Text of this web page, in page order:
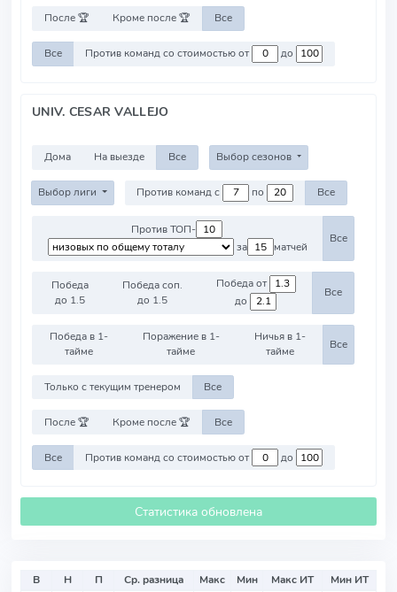
После 🏆 Кроме после 🏆 Все
Все Против команд со стоимостью от до
UNIV. CESAR VALLEJO
Дома На выезде Все Выбор сезонов
Выбор лиги Против команд с по Все
Против ТОП-
за
матчей
Все
Победа
до 1.5
Победа соп.
до 1.5
Победа от
до
Все
Победа в 1-
тайме
Поражение в 1-
тайме
Ничья в 1-
тайме
Все
Только с текущим тренером Все
После 🏆 Кроме после 🏆 Все
Все Против команд со стоимостью от до
Статистика обновлена
В Н П Ср. разница Макс Мин Макс ИТ
Мин ИТ